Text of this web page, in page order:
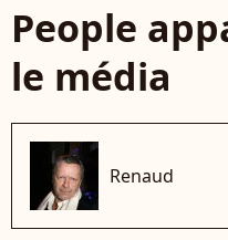
People
le média
Renaud